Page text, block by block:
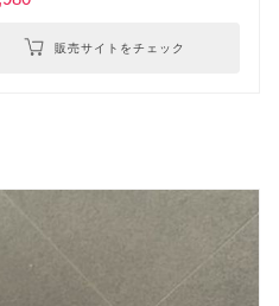
販売サイトをチェック